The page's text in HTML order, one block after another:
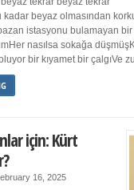
beyaz olmasından
istasyonu bulamayan bir
nasılsa sokağa
bir kıyamet bir çalgıVe
için: Kürt
16, 2025